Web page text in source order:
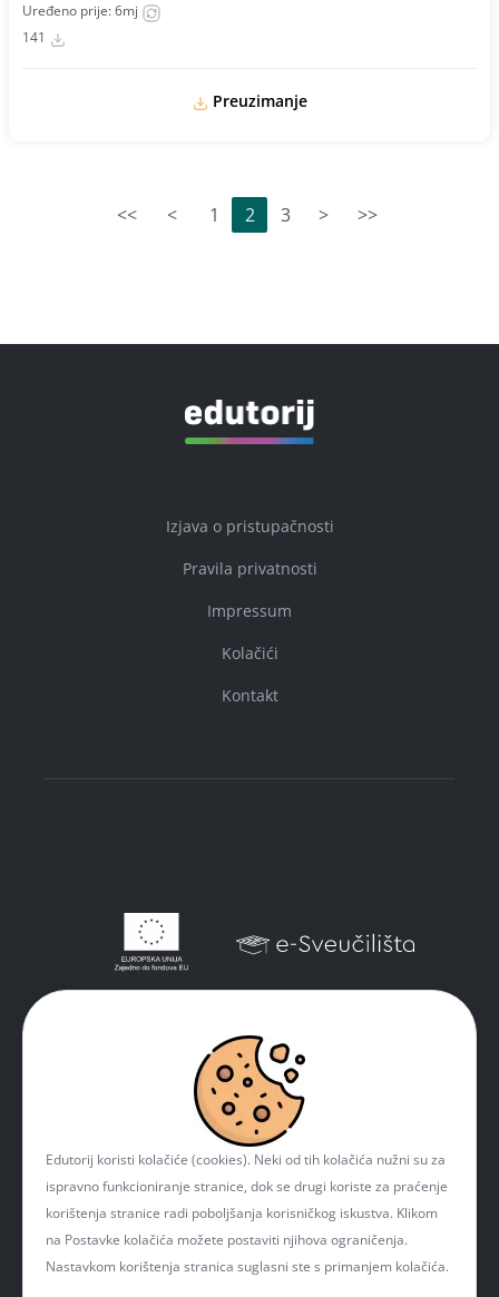
Uređeno prije: 6mj
141
Preuzimanje
<< < 1 2 3 > >>
Izjava o pristupačnosti
Pravila privatnosti
Impressum
Kolačići
Kontakt
Edutorij koristi kolačiće (cookies). Neki od tih kolačića nužni su za
ispravno funkcioniranje stranice, dok se drugi koriste za praćenje
korištenja stranice radi poboljšanja korisničkog iskustva. Klikom
na Postavke kolačića možete postaviti njihova ograničenja.
Nastavkom korištenja stranica suglasni ste s primanjem kolačića.